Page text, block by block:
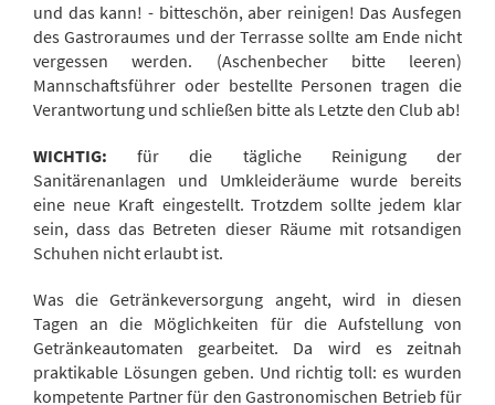
und das kann! - bitteschön, aber reinigen! Das Ausfegen
des Gastroraumes und der Terrasse sollte am Ende nicht
vergessen werden. (Aschenbecher bitte leeren)
Mannschaftsführer oder bestellte Personen tragen die
Verantwortung und schließen bitte als Letzte den Club ab!
WICHTIG: für die tägliche Reinigung der
Sanitärenanlagen und Umkleideräume wurde bereits
eine neue Kraft eingestellt. Trotzdem sollte jedem klar
sein, dass das Betreten dieser Räume mit rotsandigen
Schuhen nicht erlaubt ist.
Was die Getränkeversorgung angeht, wird in diesen
Tagen an die Möglichkeiten für die Aufstellung von
Getränkeautomaten gearbeitet. Da wird es zeitnah
praktikable Lösungen geben. Und richtig toll: es wurden
kompetente Partner für den Gastronomischen Betrieb für